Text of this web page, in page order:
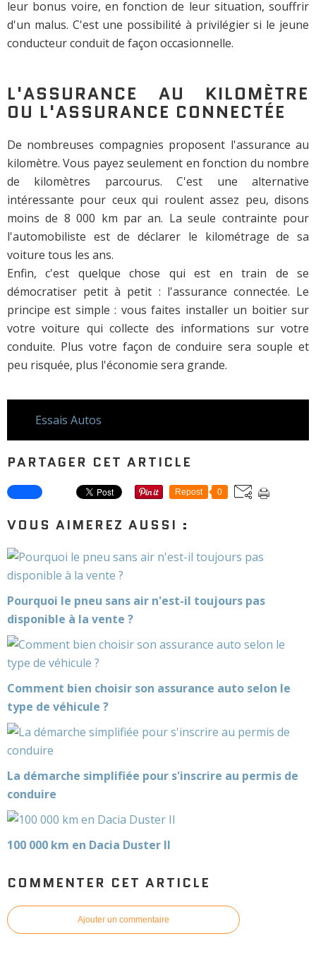
leur bonus voire, en fonction de leur situation, souffrir
d'un malus. C'est une possibilité à privilégier si le jeune
conducteur conduit de façon occasionnelle.
L'ASSURANCE AU KILOMÈTRE
OU L'ASSURANCE CONNECTÉE
De nombreuses compagnies proposent l'assurance au
kilomètre. Vous payez seulement en fonction du nombre
de kilomètres parcourus. C'est une alternative
intéressante pour ceux qui roulent assez peu, disons
moins de 8 000 km par an. La seule contrainte pour
l'automobiliste est de déclarer le kilométrage de sa
voiture tous les ans.
Enfin, c'est quelque chose qui est en train de se
démocratiser petit à petit : l'assurance connectée. Le
principe est simple : vous faites installer un boitier sur
votre voiture qui collecte des informations sur votre
conduite. Plus votre façon de conduire sera souple et
peu risquée, plus l'économie sera grande.
Essais Autos
PARTAGER CET ARTICLE
Repost 0
VOUS AIMEREZ AUSSI :
Pourquoi le pneu sans air n'est-il toujours pas
disponible à la vente ?
Comment bien choisir son assurance auto selon le
type de véhicule ?
La démarche simplifiée pour s'inscrire au permis de
conduire
100 000 km en Dacia Duster II
COMMENTER CET ARTICLE
Ajouter un commentaire